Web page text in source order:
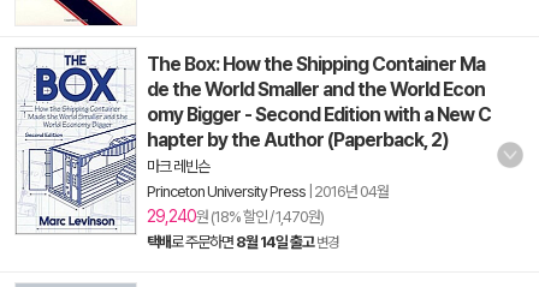
The Box: How the Shipping Container Ma
de the World Smaller and the World Econ
omy Bigger - Second Edition with a New C
hapter by the Author (Paperback, 2)
마크 레빈슨
Princeton University Press 2016년 04월
29,240원 (18% 할인 / 1,470원)
택배로 주문하면 8월 14일 출고 변경